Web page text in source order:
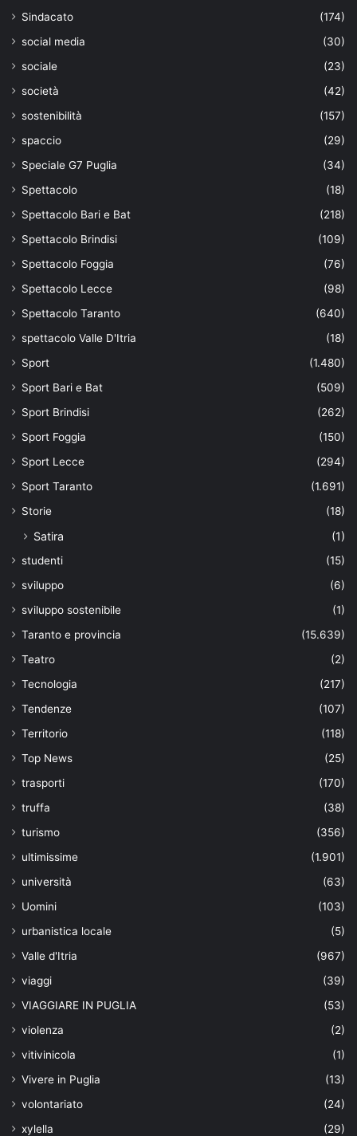
Sindacato
(174)
social media
(30)
sociale
(23)
società
(42)
sostenibilità
(157)
spaccio
(29)
Speciale G7 Puglia
(34)
Spettacolo
(18)
Spettacolo Bari e Bat
(218)
Spettacolo Brindisi
(109)
Spettacolo Foggia
(76)
Spettacolo Lecce
(98)
Spettacolo Taranto
(640)
spettacolo Valle D'Itria
(18)
Sport
(1.480)
Sport Bari e Bat
(509)
Sport Brindisi
(262)
Sport Foggia
(150)
Sport Lecce
(294)
Sport Taranto
(1.691)
Storie
(18)
Satira (1)
studenti
(15)
sviluppo
(6)
sviluppo sostenibile
(1)
Taranto e provincia
(15.639)
Teatro
(2)
Tecnologia
(217)
Tendenze
(107)
Territorio
(118)
Top News
(25)
trasporti
(170)
truffa
(38)
turismo
(356)
ultimissime
(1.901)
università
(63)
Uomini
(103)
urbanistica locale
(5)
Valle d'Itria
(967)
viaggi
(39)
VIAGGIARE IN PUGLIA
(53)
violenza
(2)
vitivinicola
(1)
Vivere in Puglia
(13)
volontariato
(24)
xylella
(29)